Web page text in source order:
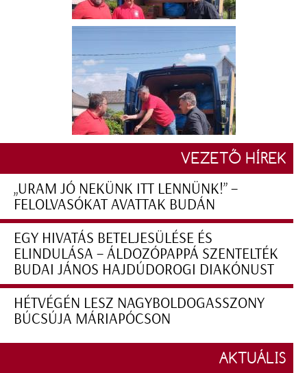
VEZETŐ HÍREK
„URAM JÓ NEKÜNK ITT LENNÜNK!” –
FELOLVASÓKAT AVATTAK BUDÁN
EGY HIVATÁS BETELJESÜLÉSE ÉS
ELINDULÁSA – ÁLDOZÓPAPPÁ SZENTELTÉK
BUDAI JÁNOS HAJDÚDOROGI DIAKÓNUST
HÉTVÉGÉN LESZ NAGYBOLDOGASSZONY
BÚCSÚJA MÁRIAPÓCSON
AKTUÁLIS